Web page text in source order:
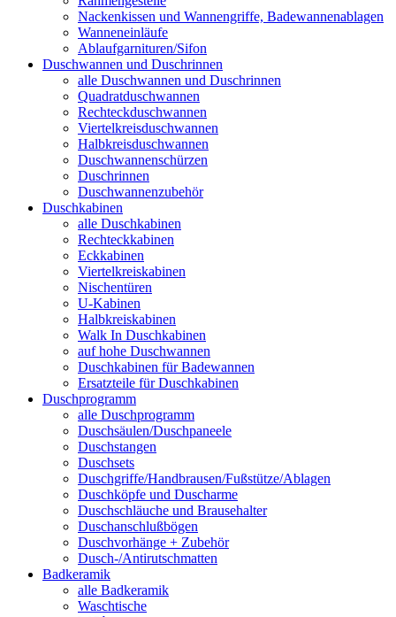
Nackenkissen und Wannengriffe, Badewannenablagen
Wanneneinläufe
Ablaufgarnituren/Sifon
Duschwannen und Duschrinnen
alle Duschwannen und Duschrinnen
Quadratduschwannen
Rechteckduschwannen
Viertelkreisduschwannen
Halbkreisduschwannen
Duschwannenschürzen
Duschrinnen
Duschwannenzubehör
Duschkabinen
alle Duschkabinen
Rechteckkabinen
Eckkabinen
Viertelkreiskabinen
Nischentüren
U-Kabinen
Halbkreiskabinen
Walk In Duschkabinen
auf hohe Duschwannen
Duschkabinen für Badewannen
Ersatzteile für Duschkabinen
Duschprogramm
alle Duschprogramm
Duschsäulen/Duschpaneele
Duschstangen
Duschsets
Duschgriffe/Handbrausen/Fußstütze/Ablagen
Duschköpfe und Duscharme
Duschschläuche und Brausehalter
Duschanschlußbögen
Duschvorhänge + Zubehör
Dusch-/Antirutschmatten
Badkeramik
alle Badkeramik
Waschtische